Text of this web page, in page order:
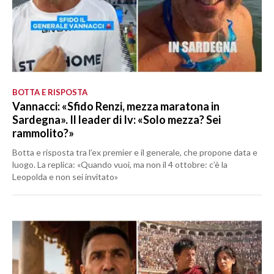
BOTTA E RISPOSTA
Vannacci: «Sfido Renzi, mezza maratona in
Sardegna». Il leader di Iv: «Solo mezza? Sei
rammolito?»
Botta e risposta tra l’ex premier e il generale, che propone data e
luogo. La replica: «Quando vuoi, ma non il 4 ottobre: c’è la
Leopolda e non sei invitato»